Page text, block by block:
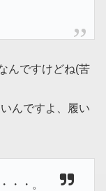
んですけどね(苦
んですよ、履い
・・。